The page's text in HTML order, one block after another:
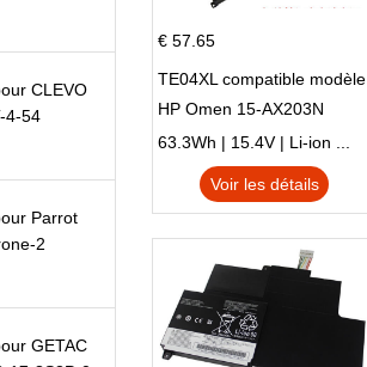
CLEVO
4-54
Parrot
2
GETAC
€ 57.65
TE04XL compatible modèle
HP Omen 15-AX203N
Omen 15 Series Pavilion 15
Series
63.3Wh | 15.4V | Li-ion ...
Voir les détails